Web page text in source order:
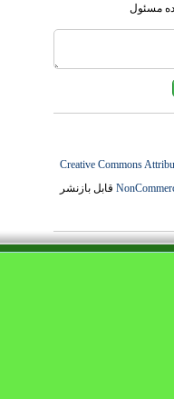
مسئول
Creative Commons
قابل بازنشر